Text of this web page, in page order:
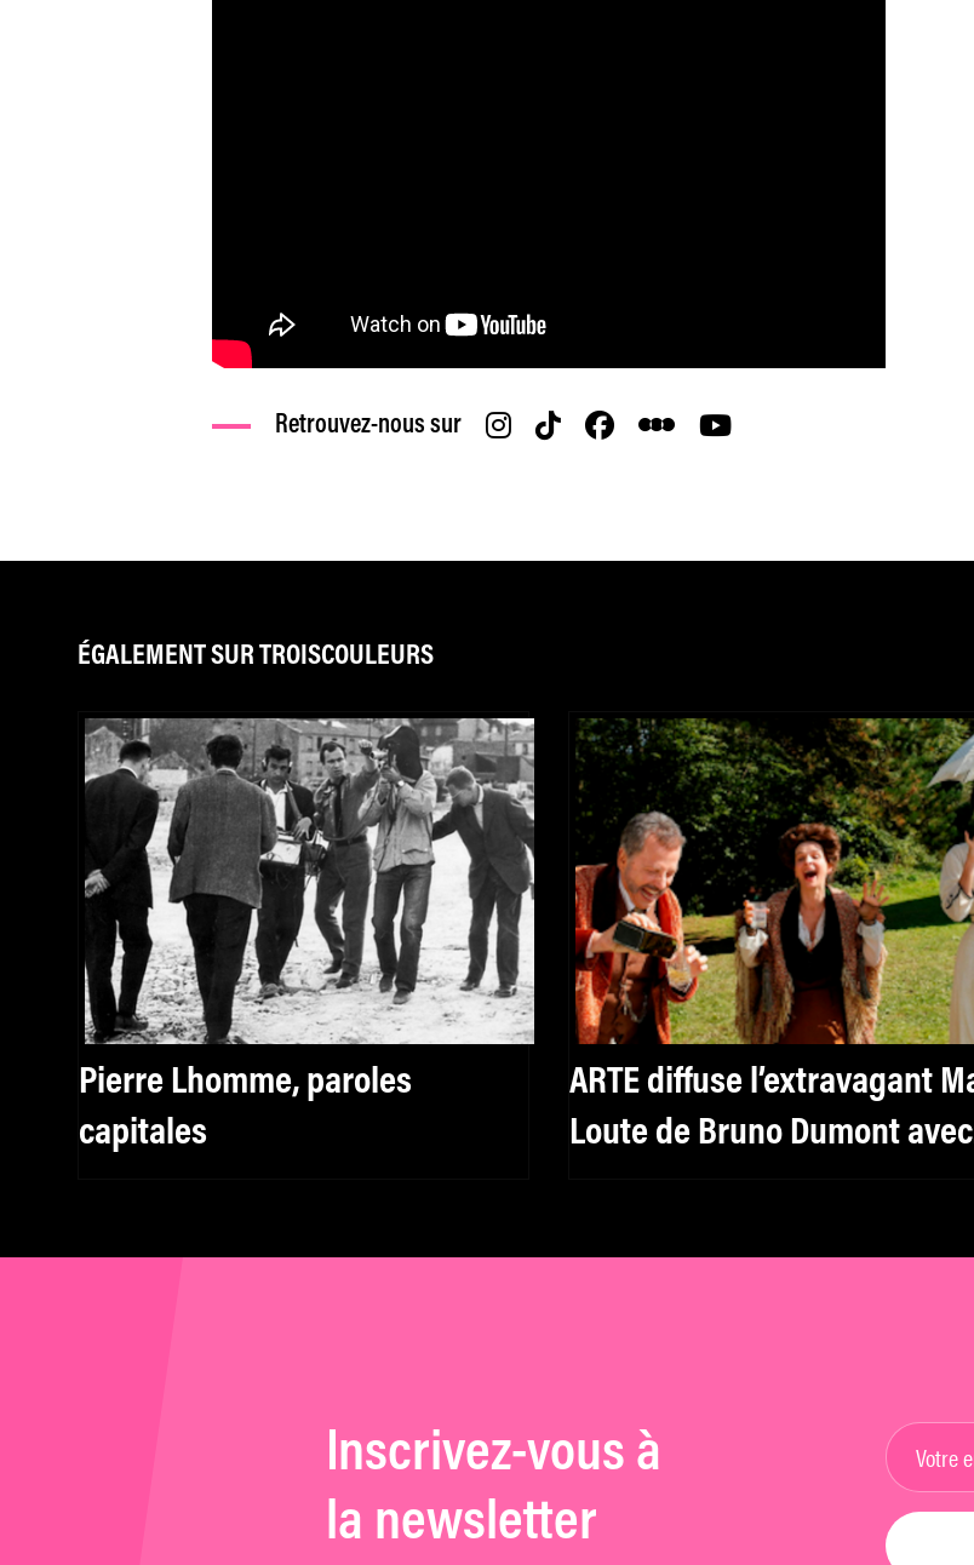
Retrouvez-nous sur
ÉGALEMENT SUR TROISCOULEURS
Pierre Lhomme, paroles
capitales
ARTE diffuse l’extravagant Ma
Loute de Bruno Dumont avec
Inscrivez-vous à
la newsletter